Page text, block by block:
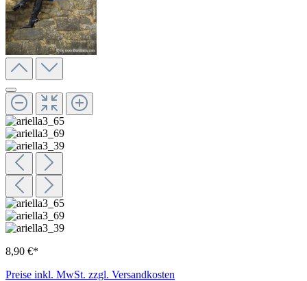
8,90 €*
Preise inkl. MwSt. zzgl. Versandkosten